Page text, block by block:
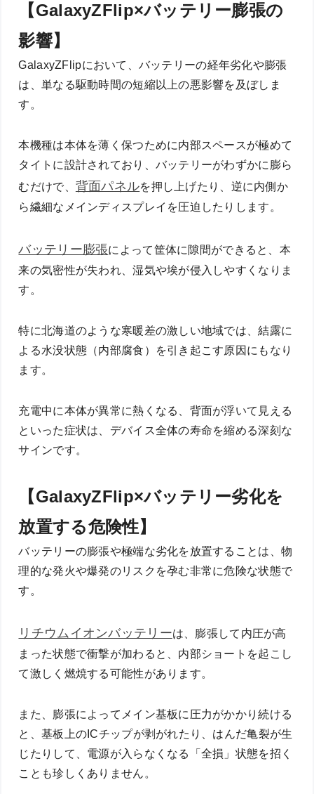
【GalaxyZFlip×バッテリー膨張の
影響】
GalaxyZFlipにおいて、バッテリーの経年劣化や膨張
は、単なる駆動時間の短縮以上の悪影響を及ぼしま
す。
本機種は本体を薄く保つために内部スペースが極めて
タイトに設計されており、バッテリーがわずかに膨ら
むだけで、 背面パネルを押し上げたり、逆に内側か
ら繊細なメインディスプレイを圧迫したりします。
バッテリー膨張によって筐体に隙間ができると、本
来の気密性が失われ、湿気や埃が侵入しやすくなりま
す。
特に北海道のような寒暖差の激しい地域では、結露に
よる水没状態（内部腐食）を引き起こす原因にもなり
ます。
充電中に本体が異常に熱くなる、背面が浮いて見える
といった症状は、デバイス全体の寿命を縮める深刻な
サインです。
【GalaxyZFlip×バッテリー劣化を
放置する危険性】
バッテリーの膨張や極端な劣化を放置することは、物
理的な発火や爆発のリスクを孕む非常に危険な状態で
す。
リチウムイオンバッテリーは、膨張して内圧が高
まった状態で衝撃が加わると、内部ショートを起こし
て激しく燃焼する可能性があります。
また、膨張によってメイン基板に圧力がかかり続ける
と、基板上のICチップが剥がれたり、はんだ亀裂が生
じたりして、電源が入らなくなる「全損」状態を招く
ことも珍しくありません。